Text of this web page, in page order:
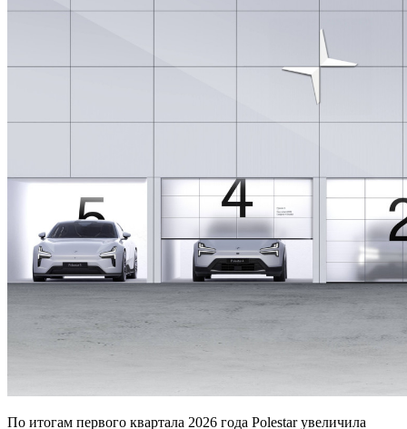
По итогам первого квартала 2026 года Polestar увеличила